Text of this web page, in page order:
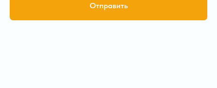
Отправить